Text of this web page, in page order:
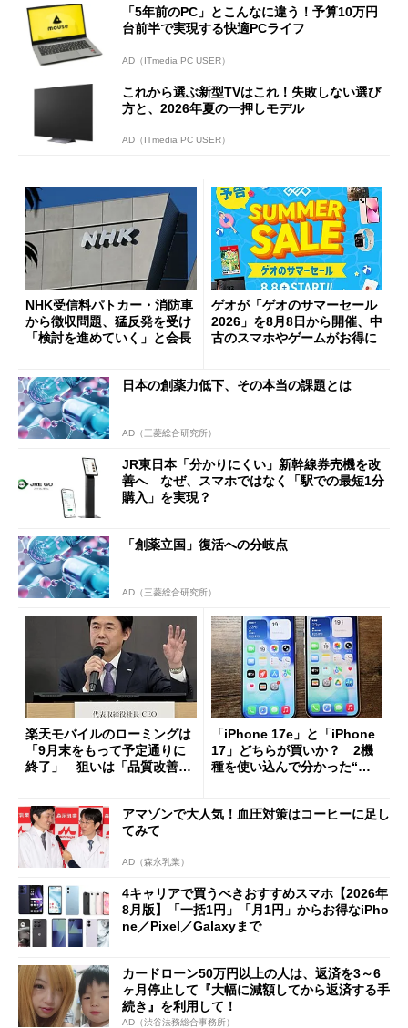
「5年前のPC」とこんなに違う！予算10万円
台前半で実現する快適PCライフ
AD（ITmedia PC USER）
これから選ぶ新型TVはこれ！失敗しない選び
方と、2026年夏の一押しモデル
AD（ITmedia PC USER）
NHK受信料パトカー・消防車
から徴収問題、猛反発を受け
「検討を進めていく」と会長
ゲオが「ゲオのサマーセール
2026」を8月8日から開催、中
古のスマホやゲームがお得に
日本の創薬力低下、その本当の課題とは
AD（三菱総合研究所）
JR東日本「分かりにくい」新幹線券売機を改
善へ なぜ、スマホではなく「駅での最短1分
購入」を実現？
「創薬立国」復活への分岐点
AD（三菱総合研究所）
楽天モバイルのローミングは
「9月末をもって予定通りに
終了」 狙いは「品質改善」
も
「iPhone 17e」と「iPhone
17」どちらが買いか？ 2機
種を使い込んで分かった“ス
アマゾンで大人気！血圧対策はコーヒーに足し
てみて
AD（森永乳業）
4キャリアで買うべきおすすめスマホ【2026年
8月版】「一括1円」「月1円」からお得なiPho
ne／Pixel／Galaxyまで
カードローン50万円以上の人は、返済を3～6
ヶ月停止して『大幅に減額してから返済する手
続き』を利用して！
AD（渋谷法務総合事務所）